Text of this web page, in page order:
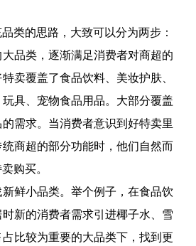
类的思路，大致可以分为两步：
品类，逐渐满足消费者对商超的
卖覆盖了食品饮料、美妆护肤、
具、宠物食品用品。大部分覆盖
需求。当消费者意识到好特卖里
商超的部分功能时，他们自然而
购买。
鲜小品类。举个例子，在食品饮
新的消费者需求引进椰子水、雪
比较为重要的大品类下，找到更